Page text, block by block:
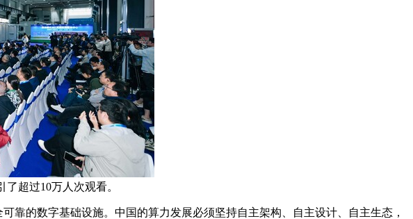
超过10万人次观看。
靠的数字基础设施。中国的算力发展必须坚持自主架构、自主设计、自主生态，